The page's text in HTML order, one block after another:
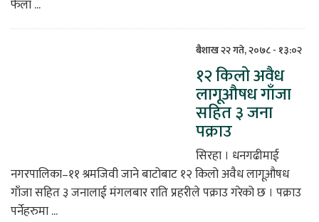
फेला ...
बैशाख २२ गते, २०७८ - १३:०२
१२ किलो अवैध
लागूऔषध गाँजा
सहित ३ जना
पक्राउ
सिरहा । धनगढीमाई
नगरपालिका–११ श्रमजिवी जाने बाटोबाट १२ किलो अवैध लागूऔषध
गाँजा सहित ३ जनालाई मंगलबार राति प्रहरीले पक्राउ गरेको छ । पक्राउ
पर्नेहरुमा ...